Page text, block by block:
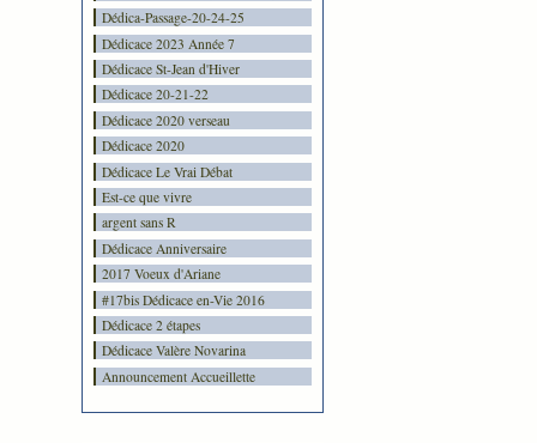
Dédica-Passage-20-24-25
Dédicace 2023 Année 7
Dédicace St-Jean d'Hiver
Dédicace 20-21-22
Dédicace 2020 verseau
Dédicace 2020
Dédicace Le Vrai Débat
Est-ce que vivre
argent sans R
Dédicace Anniversaire
2017 Voeux d'Ariane
#17bis Dédicace en-Vie 2016
Dédicace 2 étapes
Dédicace Valère Novarina
Announcement Accueillette